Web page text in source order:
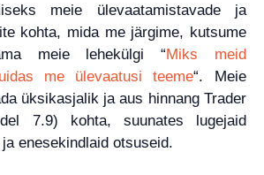
meie ülevaatamistavade ja
kohta, mida me järgime, kutsume
meie lehekülgi “Miks meid
me ülevaatusi teeme“. Meie
üksikasjalik ja aus hinnang Trader
7.9) kohta, suunates lugejaid
enesekindlaid otsuseid.